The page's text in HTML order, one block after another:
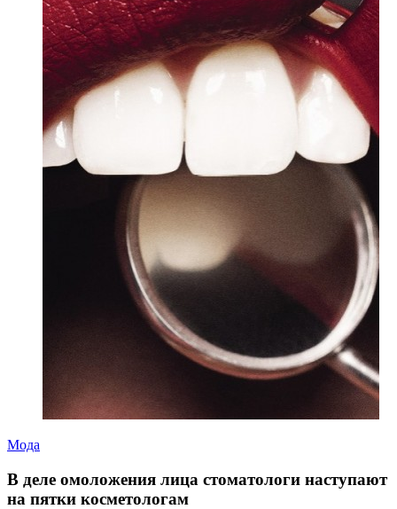
Мода
В деле омоложения лица стоматологи наступают
на пятки косметологам